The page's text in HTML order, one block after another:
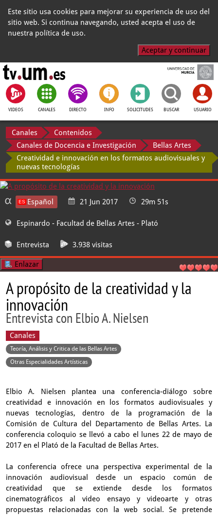
Este sitio usa cookies para mejorar su experiencia de uso del
sitio web. Si continua navegando, usted acepta el uso de
nuestra política de uso.
Aceptar y continuar
VIDEOS CANALES DIRECTO INFO SOLICITUDES BUSCAR USUARIO
Canales
Contenidos
Canales de Docencia e Investigación
Bellas Artes
Creatividad e innovación en los formatos audiovisuales y
nuevas tecnologías
Español 21 Jun 2017 29m 51s
Espinardo - Facultad de Bellas Artes - Plató
Entrevista 3.938 visitas
Enlazar
A propósito de la creatividad y la
innovación
Entrevista con Elbio A. Nielsen
Canales
Teoría, Análisis y Critica de las Bellas Artes
Otras Especialidades Artísticas
Elbio A. Nielsen plantea una conferencia-diálogo sobre
creatividad e innovación en los formatos audiovisuales y
nuevas tecnologías, dentro de la programación de la
Comisión de Cultura del Departamento de Bellas Artes. La
conferencia coloquio se llevó a cabo el lunes 22 de mayo de
2017 en el Plató de la Facultad de Bellas Artes.
La conferencia ofrece una perspectiva experimental de la
innovación audiovisual desde un espacio común de
creatividad que se extiende desde los formatos
cinematográficos al video ensayo y videoarte y otras
propuestas relacionadas con la web social. Se pretende